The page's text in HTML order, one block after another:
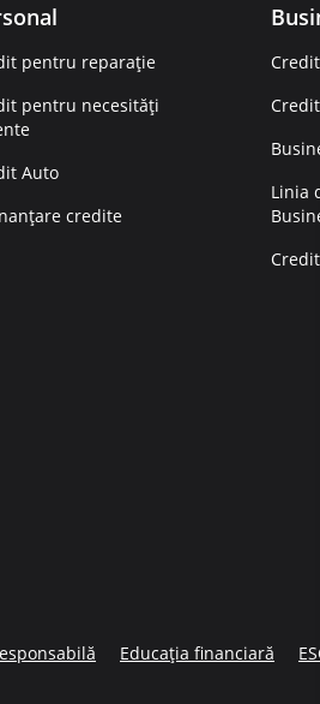
pentru reparație
pentru necesități
Auto
credite
Linia
Educația financiară